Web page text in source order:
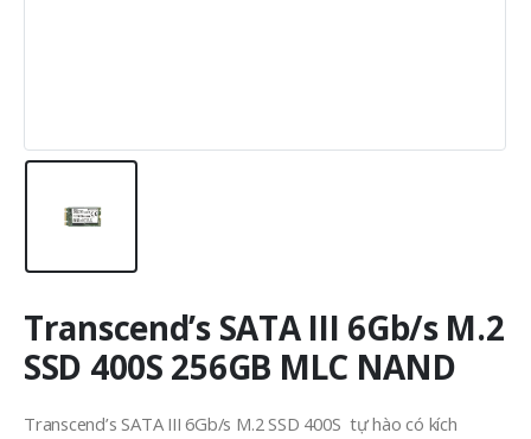
Transcend’s SATA III 6Gb/s M.2
SSD 400S 256GB MLC NAND
Transcend’s SATA III 6Gb/s M.2 SSD 400S tự hào có kích